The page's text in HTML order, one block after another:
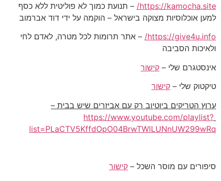
https://kamocha.site/ – תנועת כמוך לא פוליטית ללא כסף
למען אוכלוסיות מצוקה בישראל – הוקמה על ידי דוד אברמוב
https://give4u.info/ – אתר תרומות לכל מטרה, לאדם לחי
ולאיכות הסביבה
אינסטגרם שלי – קישור
טיקטוק שלי – קישור
ערוץ הטריקים ביוטיוב רק עם אביזרים שיש בבית –
https://www.youtube.com/playlist?
list=PLaCTV5KffdOpO04BrwTWlLUNnUW299wRq
סיפורים עם מוסר השכל – קישור